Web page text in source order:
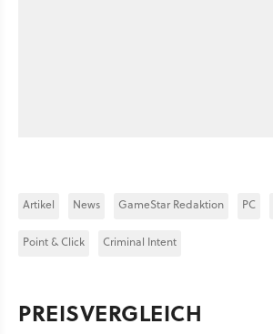
Artikel News GameStar Redaktion PC
Point & Click Criminal Intent
PREISVERGLEICH